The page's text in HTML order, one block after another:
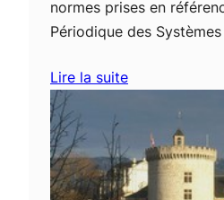
normes prises en
Périodique des
Lire la suite